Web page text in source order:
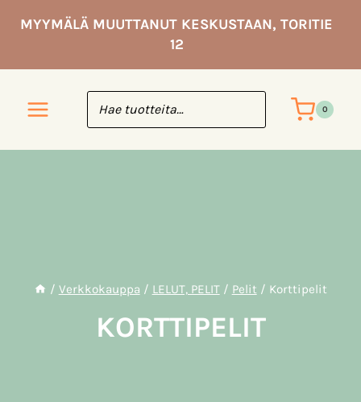
sisältöön
MYYMÄLÄ MUUTTANUT KESKUSTAAN, TORITIE
12
0
/ Verkkokauppa / LELUT, PELIT / Pelit / Korttipelit
KORTTIPELIT